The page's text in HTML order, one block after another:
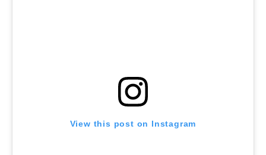
View this post on Instagram